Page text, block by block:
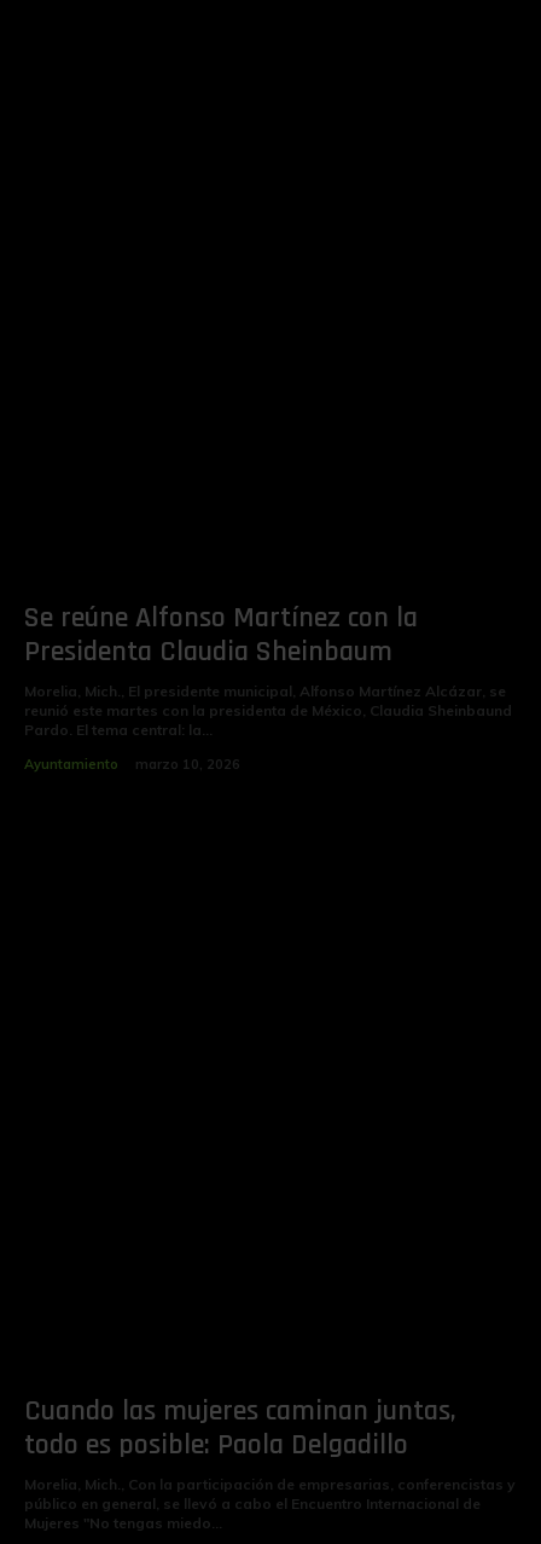
Se reúne Alfonso Martínez con la
Presidenta Claudia Sheinbaum
Morelia, Mich., El presidente municipal, Alfonso Martínez Alcázar, se
reunió este martes con la presidenta de México, Claudia Sheinbaund
Pardo. El tema central: la...
Ayuntamiento marzo 10, 2026
Cuando las mujeres caminan juntas,
todo es posible: Paola Delgadillo
Morelia, Mich., Con la participación de empresarias, conferencistas y
público en general, se llevó a cabo el Encuentro Internacional de
Mujeres "No tengas miedo...